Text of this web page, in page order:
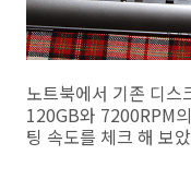
노트북에서 기존 디
120GB와 7200RPM
팅 속도를 체크 해 보